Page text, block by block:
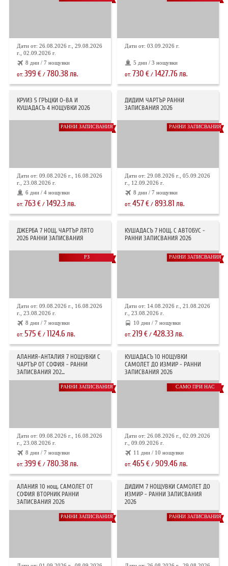
Дати от: 26.08.2026 г., 29.08.2026
г., 02.09.2026 г.
8 дни / 7 нощувки
от: 399 €/ 780.38лв.
Дати от: 03.09.2026 г.
5 дни / 3 нощувки
от: 730 € / 1427.76лв.
КРУИЗ 5 ГРЪЦКИ О-ВА И
КУШАДАСЪ 4 НОЩУВКИ 2026
РАННИ ЗАПИСВАНИЯ
Дати от: 09.08.2026 г., 16.08.2026
г., 23.08.2026 г.
6 дни / 4 нощувки
от: 763€/ 1492.3лв.
ДИДИМ ЧАРТЪР РАННИ
ЗАПИСВАНИЯ 2026
РАННИ ЗАПИСВАНИЯ
Дати от: 29.08.2026 г., 05.09.2026
г., 12.09.2026 г.
8 дни / 7 нощувки
от:457€ /893.81 лв.
ДЖЕРБА 7 НОЩ. ЧАРТЪР ЛЯТО
2026 РАННИ ЗАПИСВАНИЯ
РЗ
Дати от: 09.08.2026 г., 16.08.2026
г., 23.08.2026 г.
8 дни / 7 нощувки
от: 575 €/ 1124.6лв.
КУШАДАСЪ 7 НОЩ. С АВТОБУС -
РАННИ ЗАПИСВАНИЯ 2026
РАННИ ЗАПИСВАНИЯ
Дати от: 14.08.2026 г., 21.08.2026
г., 23.08.2026 г.
10 дни / 7 нощувки
от:219 € /428.33лв.
АЛАНИЯ-АНТАЛИЯ 7 НОЩУВКИ С
ЧАРТЪР ОТ СОФИЯ - РАННИ
ЗАПИСВАНИЯ 202...
РАННИ ЗАПИСВАНИЯ
Дати от: 09.08.2026 г., 16.08.2026
г., 23.08.2026 г.
8 дни / 7 нощувки
от: 399 €/ 780.38лв.
КУШАДАСЪ 10 НОЩУВКИ
САМОЛЕТ ДО ИЗМИР - РАННИ
ЗАПИСВАНИЯ 2026
САМО ПРИ НАС
Дати от: 26.08.2026 г., 02.09.2026
г., 09.09.2026 г.
11 дни / 10 нощувки
от:465 € /909.46лв.
АЛАНИЯ 10 нощ. САМОЛЕТ ОТ
СОФИЯ ВТОРНИК РАННИ
ЗАПИСВАНИЯ 2026
РАННИ ЗАПИСВАНИЯ
ДИДИМ 7 НОЩУВКИ САМОЛЕТ ДО
ИЗМИР - РАННИ ЗАПИСВАНИЯ
2026
РАННИ ЗАПИСВАНИЯ